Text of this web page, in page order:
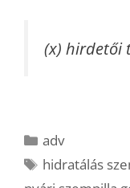
(x) hirdetői
Kategória
adv
Címkék
hidratálás